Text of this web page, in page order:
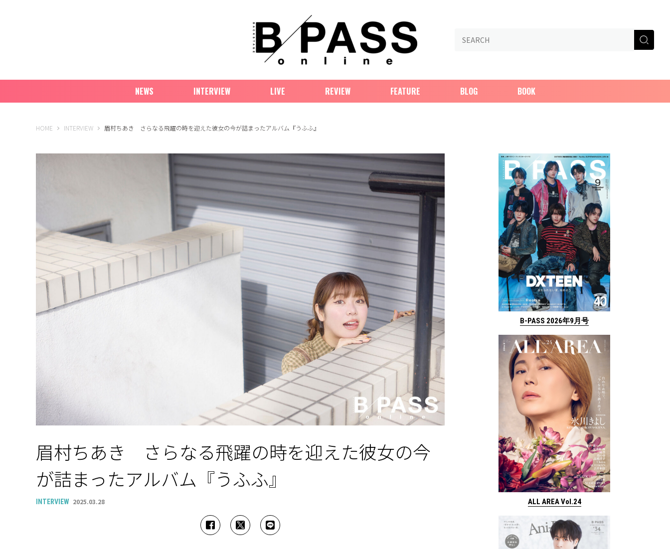
NEWS INTERVIEW LIVE REVIEW FEATURE BLOG BOOK
HOME B-PASS ONLINE
INTERVIEW 眉村ちあき さらなる飛躍の時を迎えた彼女の今が詰まったアルバム『うふふ』
眉村ちあき さらなる飛躍の時を迎えた彼女の今
が詰まったアルバム『うふふ』
INTERVIEW 2025.03.28
B-PASS 2026年9月号
ALL AREA Vol.24